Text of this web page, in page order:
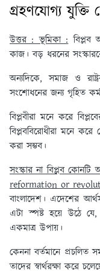
গ্রহণযোগ্য যুক্তি
উত্তর : ভূমিকা :বিপ্লব
কাজ। বড় ধরনের
অন্যদিকে, সমাজ ও
সংশোধনের জন্য গৃহিত
বিপ্লবীরা মনে করে
বিপ্লববিরোধীরা মনে করে
করা সম্ভব।
সংস্কার না বিপ্লব
reformation or
বাংলাদেশ। এদেশের
এটা স্পষ্ট হয়ে উঠে যে,
একমাত্র উপায়।
কেননা বর্তমানে প্রচলিত
তাদের স্বার্থরক্ষা করে